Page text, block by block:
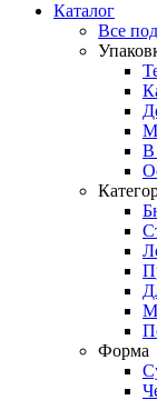
Каталог
Все
В
Форма